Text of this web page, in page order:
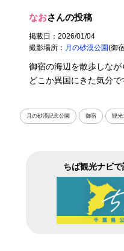
なおさんの投稿
掲載日：2026/01/04
撮影場所： 月の砂漠公園(御
御宿の海辺を散歩しなが
どこか異国にきた気分で
月の砂漠記念公園 御宿 観光
ちば観光ナビ